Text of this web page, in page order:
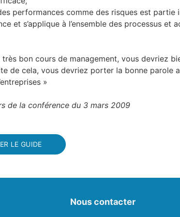
performances comme des risques est partie
et s’applique à l’ensemble des processus et
bon cours de management, vous devriez
de cela, vous devriez porter la bonne parole
»
de la conférence du 3 mars 2009
LE GUIDE
Nous contacter